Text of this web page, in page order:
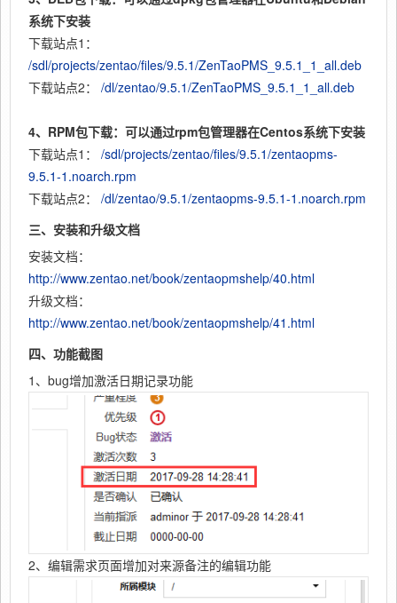
系统下安装
下载站点1：
/sdl/projects/zentao/files/9.5.1/ZenTaoPMS_9.5.1_1_all.deb
下载站点2： /dl/zentao/9.5.1/ZenTaoPMS_9.5.1_1_all.deb
4、RPM包下载：可以通过rpm包管理器在Centos系统下安装
下载站点1： /sdl/projects/zentao/files/9.5.1/zentaopms-
9.5.1-1.noarch.rpm
下载站点2： /dl/zentao/9.5.1/zentaopms-9.5.1-1.noarch.rpm
三、安装和升级文档
安装文档：
http://www.zentao.net/book/zentaopmshelp/40.html
升级文档：
http://www.zentao.net/book/zentaopmshelp/41.html
四、功能截图
1、bug增加激活日期记录功能
2、编辑需求页面增加对来源备注的编辑功能